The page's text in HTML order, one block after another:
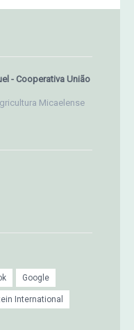
- Cooperativa União
Micaelense
Google
International